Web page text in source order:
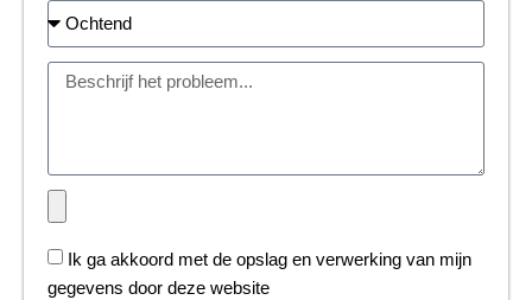
Ik ga akkoord met de opslag en verwerking van mijn
gegevens door deze website